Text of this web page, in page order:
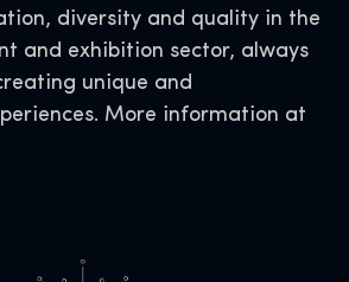
diversity and quality in the
and exhibition sector, always
unique and
More information at